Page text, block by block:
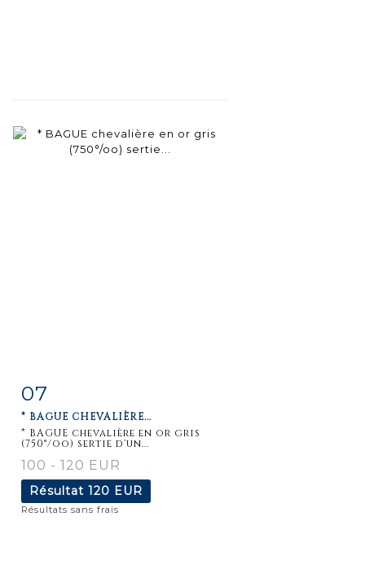
détaillée
07
* BAGUE CHEVALIÈRE...
* BAGUE chevalière en or gris
(750°/oo) sertie d'un...
100 - 120 EUR
Résultat 120 EUR
Résultats sans frais